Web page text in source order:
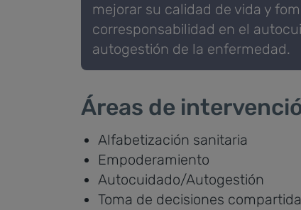
mejorar su calidad de vida y
corresponsabilidad en el
autogestión de la enfermedad.
Áreas de
Alfabetización sanitaria
Empoderamiento
Autocuidado/Autogestión
Toma de decisiones